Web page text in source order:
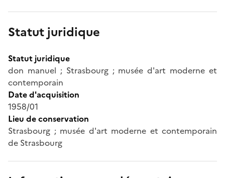
Statut juridique
Statut juridique
don manuel ; Strasbourg ; musée d'art moderne et
contemporain
Date d'acquisition
1958/01
Lieu de conservation
Strasbourg ; musée d'art moderne et contemporain
de Strasbourg